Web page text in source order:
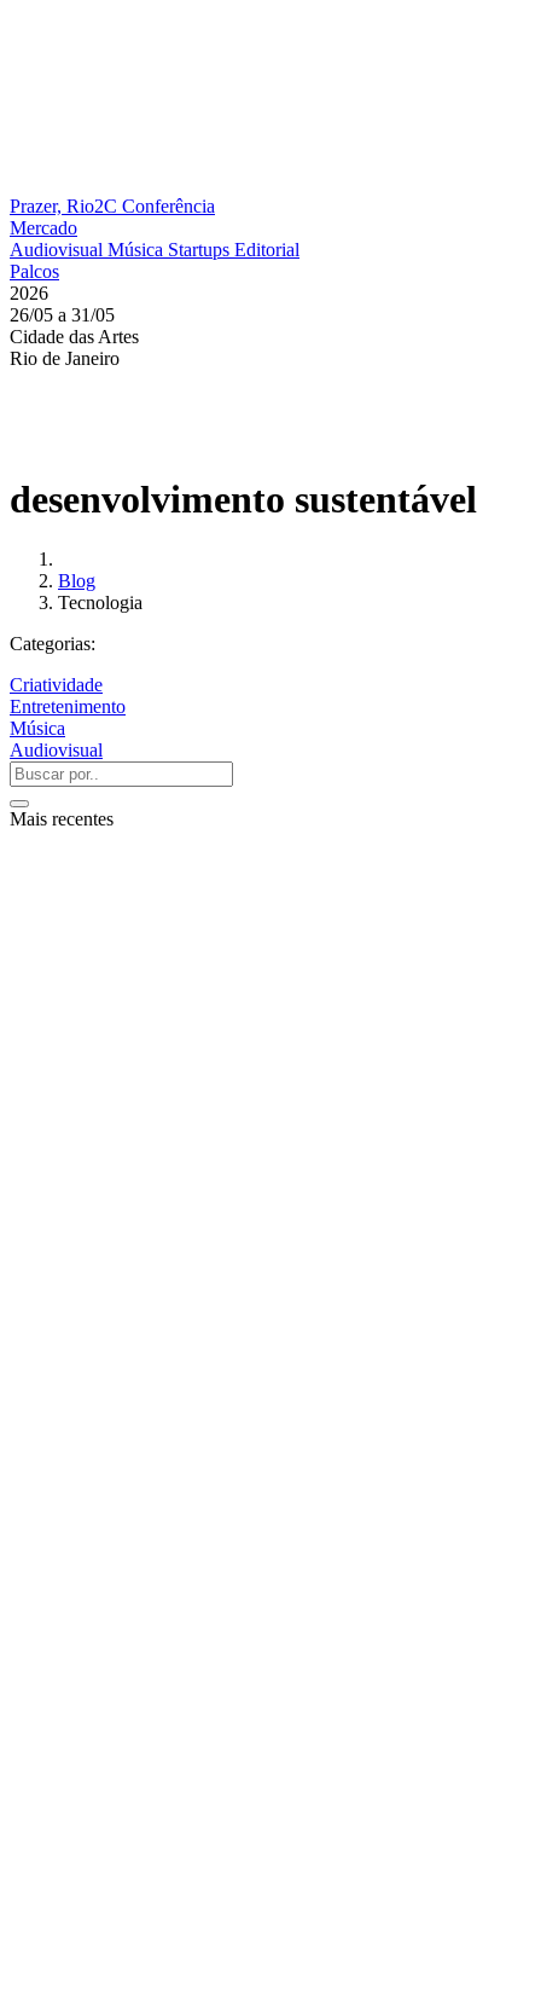
Prazer, Rio2C Conferência
Mercado
Audiovisual Música Startups Editorial
Palcos
2026
26/05 a 31/05
Cidade das Artes
Rio de Janeiro
desenvolvimento sustentável
Blog
Tecnologia
Categorias:
Criatividade
Entretenimento
Música
Audiovisual
Mais recentes